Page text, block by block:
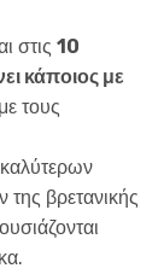
στις 10
κάποιος με
τους
βρετανικής